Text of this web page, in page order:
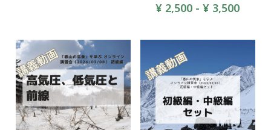
¥ 2,500 - ¥ 3,500